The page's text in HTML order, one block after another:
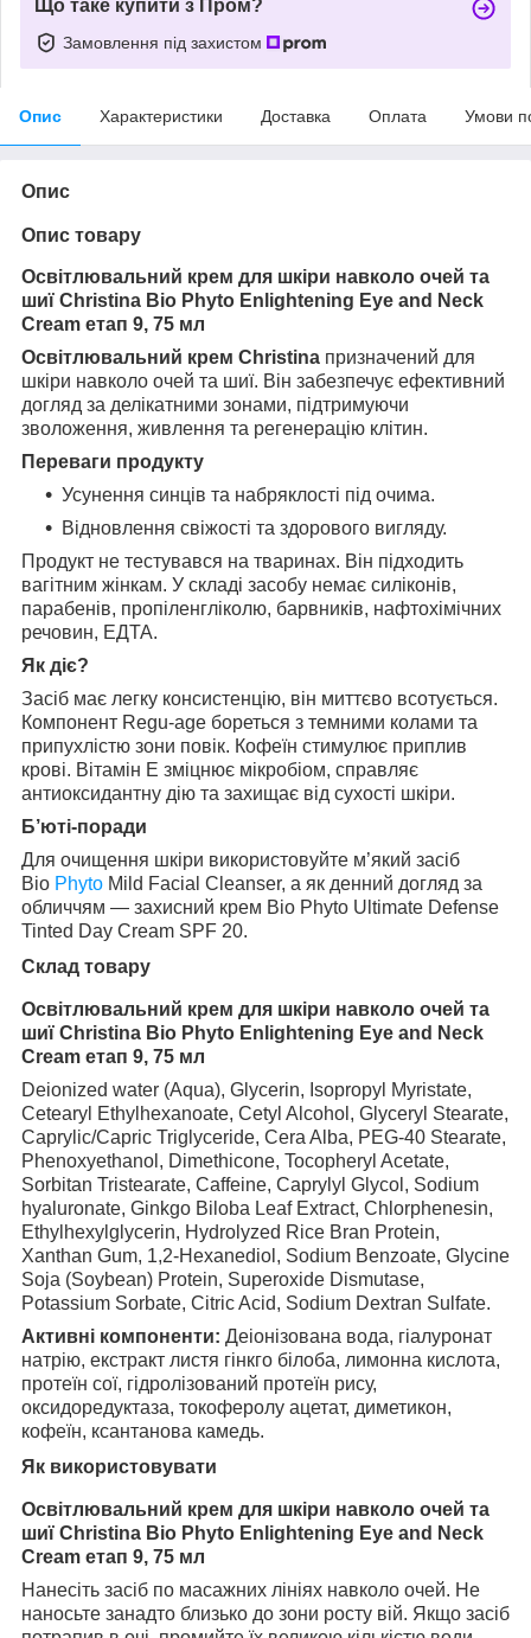
Що таке купити з Пром?
Замовлення під захистом
Опис Характеристики Доставка Оплата Умови
Опис
Опис товару
Освітлювальний крем для шкіри навколо очей та
шиї Christina Bio Phyto Enlightening Eye and Neck
Cream етап 9, 75 мл
Освітлювальний крем Christina призначений для
шкіри навколо очей та шиї. Він забезпечує ефективний
догляд за делікатними зонами, підтримуючи
зволоження, живлення та регенерацію клітин.
Переваги продукту
Усунення синців та набряклості під очима.
Відновлення свіжості та здорового вигляду.
Продукт не тестувався на тваринах. Він підходить
вагітним жінкам. У складі засобу немає силіконів,
парабенів, пропіленгліколю, барвників, нафтохімічних
речовин, ЕДТА.
Як діє?
Засіб має легку консистенцію, він миттєво всотується.
Компонент Regu-age бореться з темними колами та
припухлістю зони повік. Кофеїн стимулює приплив
крові. Вітамін Е зміцнює мікробіом, справляє
антиоксидантну дію та захищає від сухості шкіри.
Б’юті-поради
Для очищення шкіри використовуйте м’який засіб
Bio Phyto Mild Facial Cleanser, а як денний догляд за
обличчям — захисний крем Bio Phyto Ultimate Defense
Tinted Day Cream SPF 20.
Склад товару
Освітлювальний крем для шкіри навколо очей та
шиї Christina Bio Phyto Enlightening Eye and Neck
Cream етап 9, 75 мл
Deionized water (Aqua), Glycerin, Isopropyl Myristate,
Cetearyl Ethylhexanoate, Cetyl Alcohol, Glyceryl Stearate,
Caprylic/Capric Triglyceride, Cera Alba, PEG-40 Stearate,
Phenoxyethanol, Dimethicone, Tocopheryl Acetate,
Sorbitan Tristearate, Caffeine, Caprylyl Glycol, Sodium
hyaluronate, Ginkgo Biloba Leaf Extract, Chlorphenesin,
Ethylhexylglycerin, Hydrolyzed Rice Bran Protein,
Xanthan Gum, 1,2-Hexanediol, Sodium Benzoate, Glycine
Soja (Soybean) Protein, Superoxide Dismutase,
Potassium Sorbate, Citric Acid, Sodium Dextran Sulfate.
Активні компоненти: Деіонізована вода, гіалуронат
натрію, екстракт листя гінкго білоба, лимонна кислота,
протеїн сої, гідролізований протеїн рису,
оксидоредуктаза, токоферолу ацетат, диметикон,
кофеїн, ксантанова камедь.
Як використовувати
Освітлювальний крем для шкіри навколо очей та
шиї Christina Bio Phyto Enlightening Eye and Neck
Cream етап 9, 75 мл
Нанесіть засіб по масажних лініях навколо очей. Не
наносьте занадто близько до зони росту вій. Якщо засіб